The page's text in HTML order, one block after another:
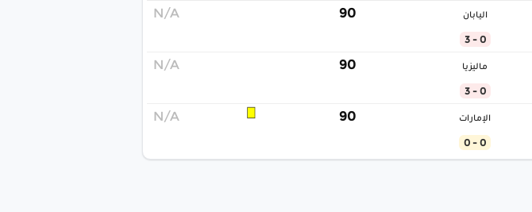
اليابان
0 - 3
90
N/A
ماليزيا
0 - 3
90
N/A
الإمارات
0 - 0
90
N/A